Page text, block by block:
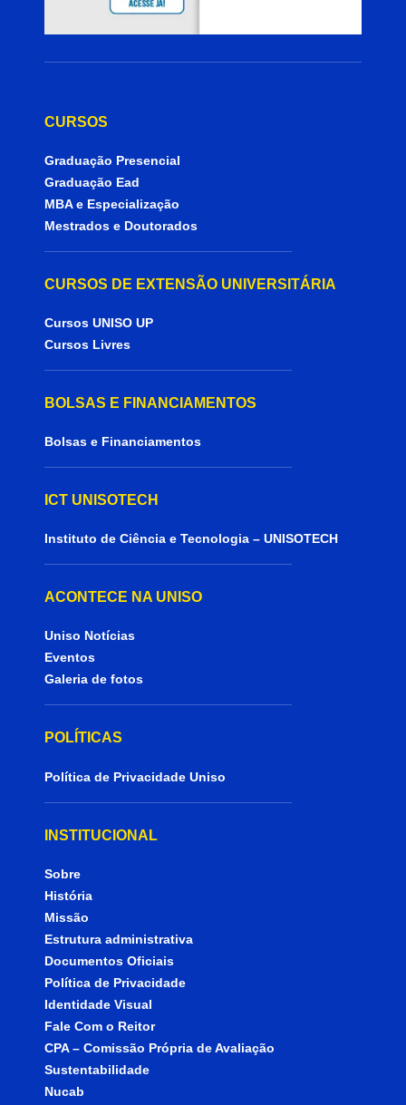
CURSOS
Graduação Presencial
Graduação Ead
MBA e Especialização
Mestrados e Doutorados
CURSOS DE EXTENSÃO UNIVERSITÁRIA
Cursos UNISO UP
Cursos Livres
BOLSAS E FINANCIAMENTOS
Bolsas e Financiamentos
ICT UNISOTECH
Instituto de Ciência e Tecnologia – UNISOTECH
ACONTECE NA UNISO
Uniso Notícias
Eventos
Galeria de fotos
POLÍTICAS
Política de Privacidade Uniso
INSTITUCIONAL
Sobre
História
Missão
Estrutura administrativa
Documentos Oficiais
Política de Privacidade
Identidade Visual
Fale Com o Reitor
CPA – Comissão Própria de Avaliação
Sustentabilidade
Nucab